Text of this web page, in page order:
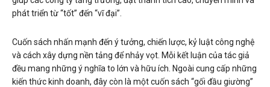
phát triển từ “tốt” đến “vĩ đại”.
Cuốn sách nhấn mạnh đến ý tưởng, chiến lược, kỷ luật công nghệ
và cách xây dựng nền tảng để nhảy vọt. Mỗi kết luận của tác giả
đều mang những ý nghĩa to lớn và hữu ích. Ngoài cung cấp những
kiến thức kinh doanh, đây còn là một cuốn sách “gối đầu giường”